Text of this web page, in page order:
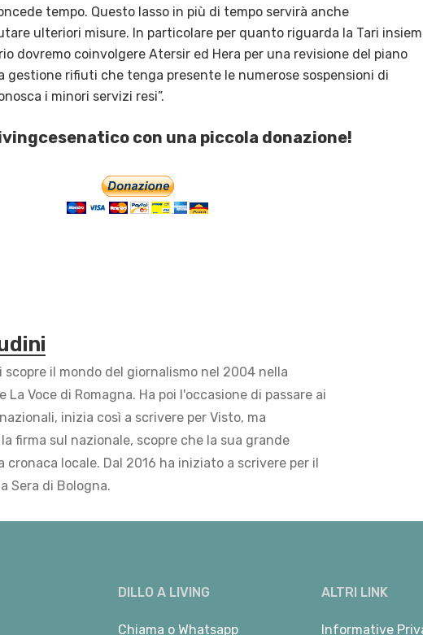
tempo. Questo lasso in più di tempo servirà anche
ulteriori misure. In particolare per quanto riguarda la Tari
dovremo coinvolgere Atersir ed Hera per una revisione del piano
gestione rifiuti che tenga presente le numerose sospensioni di
i minori servizi resi”.
con una piccola donazione!
scopre il mondo del giornalismo nel 2004 nella
La Voce di Romagna. Ha poi l'occasione di passare ai
inizia così a scrivere per Visto, ma
firma sul nazionale, scopre che la sua grande
cronaca locale. Dal 2016 ha iniziato a scrivere per il
Sera di Bologna.
DILLO A LIVING
Chiama o Whatsapp
ALTRI LINK
Informative